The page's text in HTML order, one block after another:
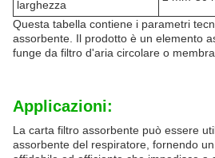
larghezza
Questa tabella contiene i parametri
assorbente. Il prodotto è un elemento
funge da filtro d'aria circolare o
Applicazioni:
La carta filtro assorbente può essere
assorbente del respiratore, fornendo